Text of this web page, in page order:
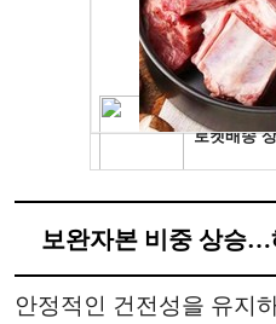
보완자본 비중 상승…
안정적인 건전성을 유지